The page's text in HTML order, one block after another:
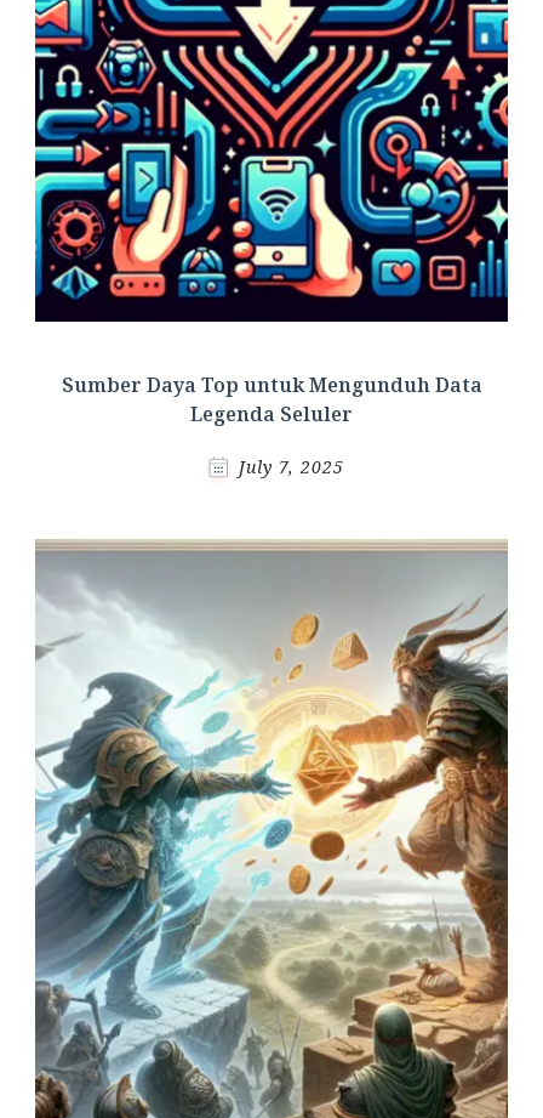
Sumber Daya Top untuk Mengunduh Data
Legenda Seluler
July 7, 2025